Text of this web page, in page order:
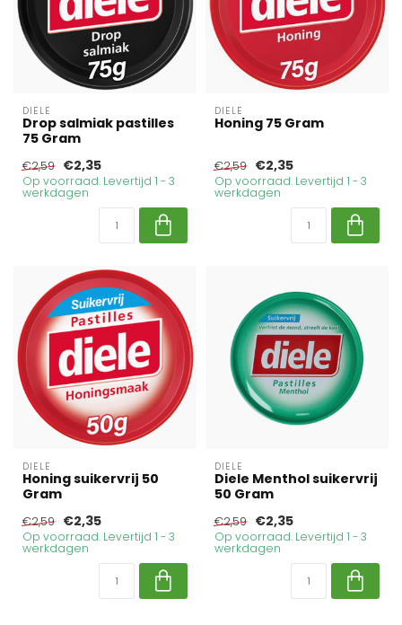
DIELE
Drop salmiak pastilles
75 Gram
€2,59 €2,35
Op voorraad. Levertijd 1 - 3
werkdagen
DIELE
Honing 75 Gram
€2,59 €2,35
Op voorraad. Levertijd 1 - 3
werkdagen
DIELE
Honing suikervrij 50
Gram
€2,59 €2,35
Op voorraad. Levertijd 1 - 3
werkdagen
DIELE
Diele Menthol suikervrij
50 Gram
€2,59 €2,35
Op voorraad. Levertijd 1 - 3
werkdagen